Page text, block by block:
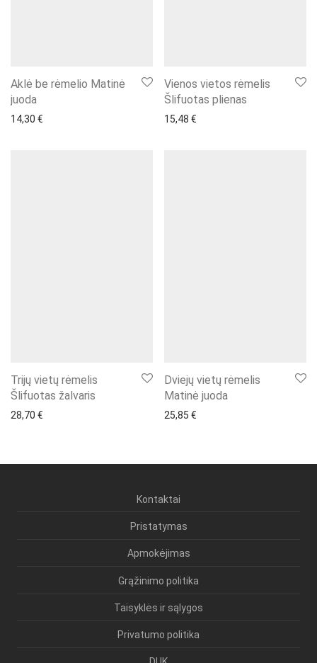
Aklė be rėmelio Matinė
juoda
14,30 €
Vienos vietos rėmelis
Šlifuotas plienas
15,48 €
Trijų vietų rėmelis
Šlifuotas žalvaris
28,70 €
Dviejų vietų rėmelis
Matinė juoda
25,85 €
Kontaktai
Pristatymas
Apmokėjimas
Grąžinimo politika
Taisyklės ir sąlygos
Privatumo politika